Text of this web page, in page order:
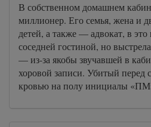
В собственном домашнем
миллионер. Его семья, жена и
детей, а также — адвокат, в
соседней гостиной, но
— из-за якобы звучавшей в
хоровой записи. Убитый перед
кровью на полу инициалы